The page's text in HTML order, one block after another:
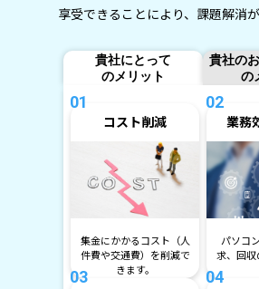
享受できることにより、課題解消
貴社にとって
のメリット
貴社の
の
01
コスト削減
集金にかかるコスト （人
件費や交通費）を削減で
きます。
02
業務
パソコ
求、
回収
03 04